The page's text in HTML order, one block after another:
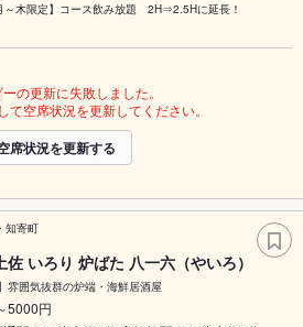
～木限定】コース飲み放題 2H⇒2.5Hに延長！
の更新に失敗しました。
て空席状況を更新してください。
席状況を更新する
知寄町
佐 いろり 炉ばた 八一六（やいろ）
雰囲気抜群の炉端・海鮮居酒屋
5000円